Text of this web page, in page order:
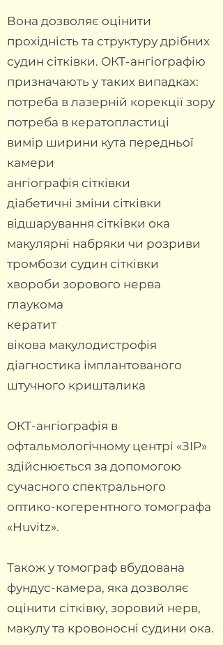
Вона дозволяє оцінити
прохідність та структуру дрібних
судин сітківки. ОКТ-ангіографію
призначають у таких випадках:
потреба в лазерній корекції зору
потреба в кератопластиці
вимір ширини кута передньої
камери
ангіографія сітківки
діабетичні зміни сітківки
відшарування сітківки ока
макулярні набряки чи розриви
тромбози судин сітківки
хвороби зорового нерва
глаукома
кератит
вікова макулодистрофія
діагностика імплантованого
штучного кришталика
ОКТ-ангіографія в
офтальмологічному центрі «ЗІР»
здійснюється за допомогою
сучасного спектрального
оптико-когерентного томографа
«Huvitz».
Також у томограф вбудована
фундус-камера, яка дозволяє
оцінити сітківку, зоровий нерв,
макулу та кровоносні судини ока.